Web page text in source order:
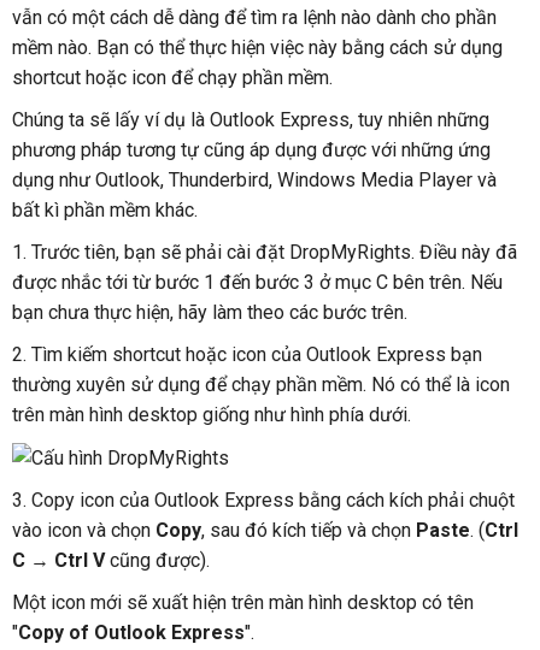
vẫn có một cách dễ dàng để tìm ra lệnh nào dành cho phần
mềm nào. Bạn có thể thực hiện việc này bằng cách sử dụng
shortcut hoặc icon để chạy phần mềm.
Chúng ta sẽ lấy ví dụ là Outlook Express, tuy nhiên những
phương pháp tương tự cũng áp dụng được với những ứng
dụng như Outlook, Thunderbird, Windows Media Player và
bất kì phần mềm khác.
1. Trước tiên, bạn sẽ phải cài đặt DropMyRights. Điều này đã
được nhắc tới từ bước 1 đến bước 3 ở mục C bên trên. Nếu
bạn chưa thực hiện, hãy làm theo các bước trên.
2. Tìm kiếm shortcut hoặc icon của Outlook Express bạn
thường xuyên sử dụng để chạy phần mềm. Nó có thể là icon
trên màn hình desktop giống như hình phía dưới.
3. Copy icon của Outlook Express bằng cách kích phải chuột
vào icon và chọn Copy, sau đó kích tiếp và chọn Paste. (Ctrl
C → Ctrl Vcũng được).
Một icon mới sẽ xuất hiện trên màn hình desktop có tên
"Copy of Outlook Express".